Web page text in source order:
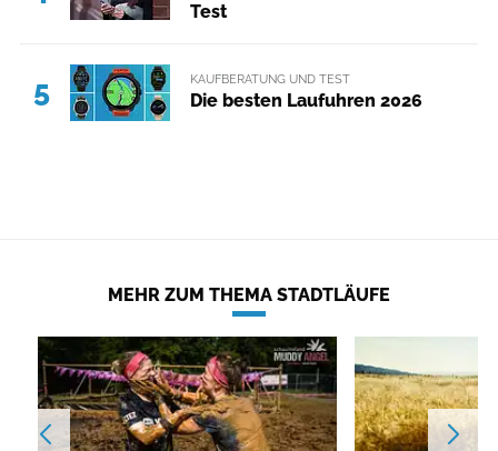
Test
5 KAUFBERATUNG UND TEST
Die besten Laufuhren 2026
MEHR ZUM THEMA STADTLÄUFE